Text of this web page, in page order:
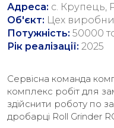
завод"
Адреса: с. Крупець,
Рівненська обл., вул.
Об'єкт: Цех
Потужність: 50000
Рік реалізації: 2025
Сервісна команда
комплекс робіт для
здійснити роботу по
дробарці Roll Grinder